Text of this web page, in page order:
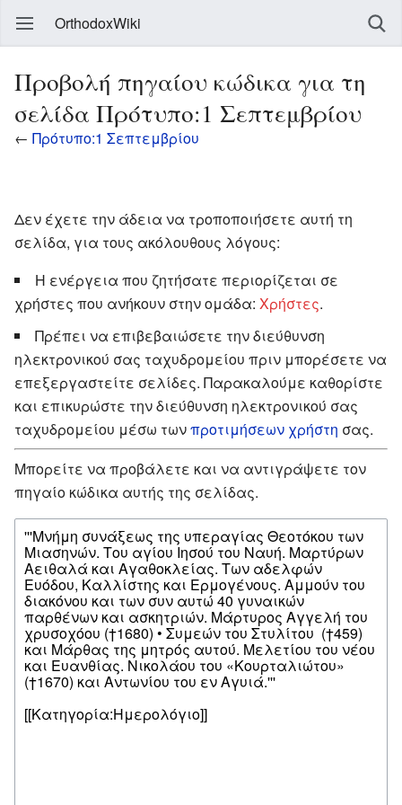
OrthodoxWiki
Προβολή πηγαίου κώδικα για τη
σελίδα Πρότυπο:1 Σεπτεμβρίου
← Πρότυπο:1 Σεπτεμβρίου
Δεν έχετε την άδεια να τροποποιήσετε αυτή τη
σελίδα, για τους ακόλουθους λόγους:
Η ενέργεια που ζητήσατε περιορίζεται σε
χρήστες που ανήκουν στην ομάδα: Χρήστες.
Πρέπει να επιβεβαιώσετε την διεύθυνση
ηλεκτρονικού σας ταχυδρομείου πριν μπορέσετε να
επεξεργαστείτε σελίδες. Παρακαλούμε καθορίστε
και επικυρώστε την διεύθυνση ηλεκτρονικού σας
ταχυδρομείου μέσω τωνπροτιμήσεων χρήστη σας.
Μπορείτε να προβάλετε και να αντιγράψετε τον
πηγαίο κώδικα αυτής της σελίδας.